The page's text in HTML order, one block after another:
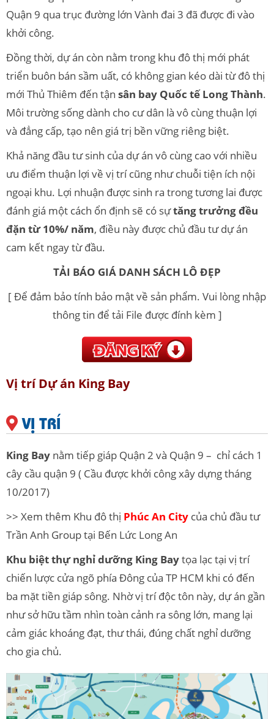
Quận 9 qua trục đường lớn Vành đai 3 đã được đi vào
khởi công.
Đồng thời, dự án còn nằm trong khu đô thị mới phát
triển buôn bán sầm uất, có không gian kéo dài từ đô thị
mới Thủ Thiêm đến tận sân bay Quốc tế Long Thành.
Môi trường sống dành cho cư dân là vô cùng thuận lợi
và đẳng cấp, tạo nên giá trị bền vững riêng biệt.
Khả năng đầu tư sinh của dự án vô cùng cao với nhiều
ưu điểm thuận lợi về vị trí cũng như chuỗi tiện ích nội
ngoại khu. Lợi nhuận được sinh ra trong tương lai được
đánh giá một cách ổn định sẽ có sựtăng trưởng đều
đặn từ 10%/ năm, điều này được chủ đầu tư dự án
cam kết ngay từ đầu.
TẢI BÁO GIÁ DANH SÁCH LÔ ĐẸP
[ Để đảm bảo tính bảo mật về sản phẩm. Vui lòng nhập
thông tin để tải File được đính kèm ]
Vị trí Dự án King Bay
VỊ TRÍ
King Bay nằm tiếp giáp Quận 2 và Quận 9 – chỉ cách 1
cây cầu quận 9 ( Cầu được khởi công xây dựng tháng
10/2017)
>> Xem thêm Khu đô thị Phúc An City của chủ đầu tư
Trần Anh Group tại Bến Lức Long An
Khu biệt thự nghỉ dưỡng King Baytọa lạc tại vị trí
chiến lược cửa ngõ phía Đông của TP HCM khi có đến
ba mặt tiền giáp sông. Nhờ vị trí độc tôn này, dự án gần
như sở hữu tầm nhìn toàn cảnh ra sông lớn, mang lại
cảm giác khoáng đạt, thư thái, đúng chất nghỉ dưỡng
cho gia chủ.